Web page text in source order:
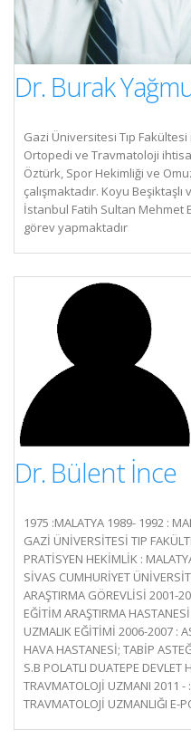
Dr. Burak
Gazi Üniversitesi Tıp
Ortopedi ve Travmatoloji
Öztürk, Spor Hekimliği ve
çalışmaktadır. Koyu
İstanbul Fatih Sultan Mehmet
görev yapmaktadır
Dr. Bülent İnce
1975 :MALATYA 1989- 1992 :
GAZİ ÜNİVERSİTESİ TIP
PRATİSYEN HEKİMLİK :
SİVAS CUMHURİYET
ARAŞTIRMA GÖREVLİSİ 2001-
EĞİTİM ARAŞTIRMA
UZMALIK EĞİTİMİ 2006-2007 :
HAVA HASTANESİ; TABİP
S.B POLATLI DUATEPE DEVLET
TRAVMATOLOJİ UZMANI 2011 -
TRAVMATOLOJİ UZMANLIĞI E-